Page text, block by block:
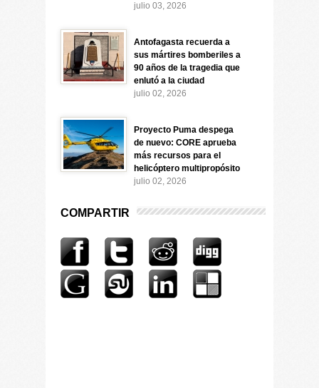
julio 03, 2026
Antofagasta recuerda a
sus mártires bomberiles a
90 años de la tragedia que
enlutó a la ciudad
julio 02, 2026
Proyecto Puma despega
de nuevo: CORE aprueba
más recursos para el
helicóptero multipropósito
julio 02, 2026
COMPARTIR